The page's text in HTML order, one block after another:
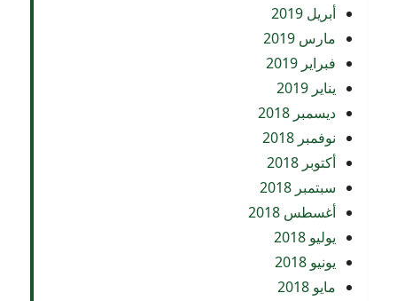
أبريل 2019
مارس 2019
فبراير 2019
يناير 2019
ديسمبر 2018
نوفمبر 2018
أكتوبر 2018
سبتمبر 2018
أغسطس 2018
يوليو 2018
يونيو 2018
مايو 2018